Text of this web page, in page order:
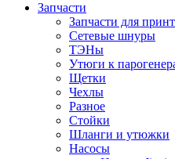
Запчасти
Запчасти для
Сетевые шнуры
ТЭНы
Утюги к
Щетки
Чехлы
Разное
Стойки
Шланги и утюжки
Насосы